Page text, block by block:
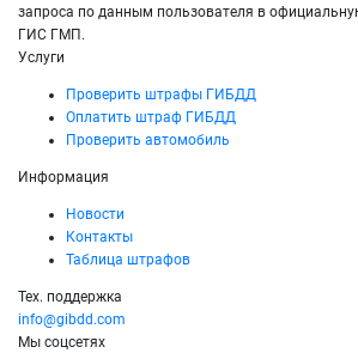
запроса по данным пользователя в
ГИС ГМП.
Услуги
Проверить штрафы ГИБДД
Оплатить штраф ГИБДД
Проверить автомобиль
Информация
Новости
Контакты
Таблица штрафов
Тех. поддержка
info@gibdd.com
Мы соцсетях